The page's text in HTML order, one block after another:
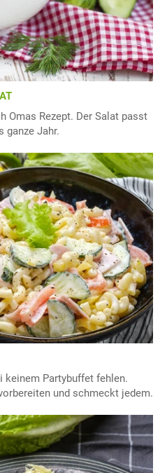
Omas Rezept. Der Salat passt
ganze Jahr.
keinem Partybuffet fehlen.
und schmeckt jedem.